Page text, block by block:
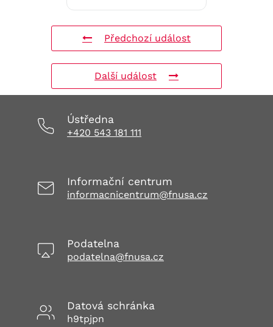
Předchozí událost
Další událost
Ústředna
+420 543 181 111
Informační centrum
informacnicentrum@fnusa.cz
Podatelna
podatelna@fnusa.cz
Datová schránka
h9tpjpn